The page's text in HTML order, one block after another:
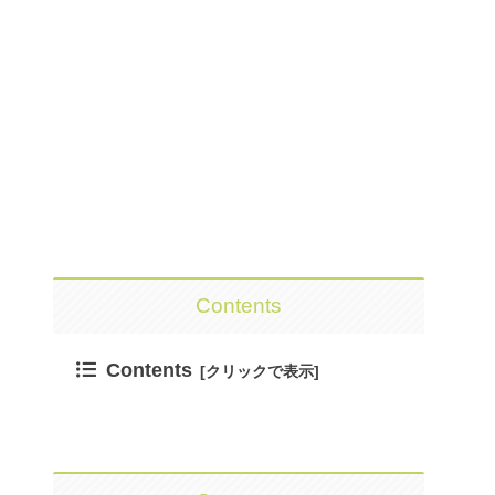
Contents
Contents